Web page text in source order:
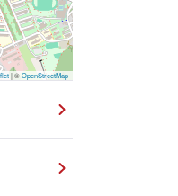
|©OpenStreetMap